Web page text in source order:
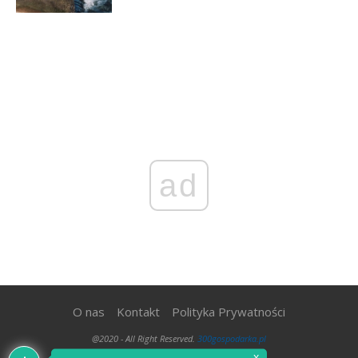
ad
O nas Kontakt Polityka Prywatności
@2020 - All Right Reserved. 300gospodarka.pl